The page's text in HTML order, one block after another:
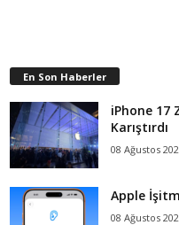
En Son Haberler
iPhone 17
Karıştırdı
08 Ağustos
Apple
08 Ağustos